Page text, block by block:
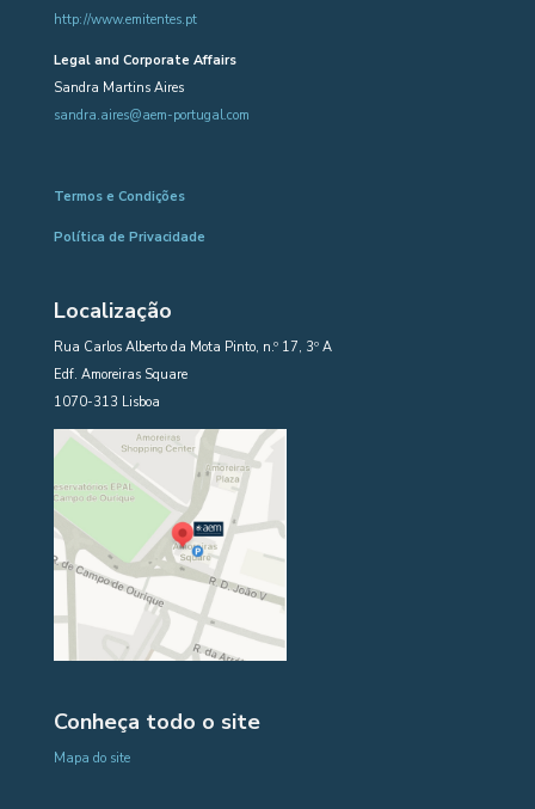
http://www.emitentes.pt
Legal and Corporate Affairs
Sandra Martins Aires
sandra.aires@aem-portugal.com
Termos e Condições
Política de Privacidade
Localização
Rua Carlos Alberto da Mota Pinto, n.º 17, 3º A
Edf. Amoreiras Square
1070-313 Lisboa
Conheça todo o site
Mapa do site